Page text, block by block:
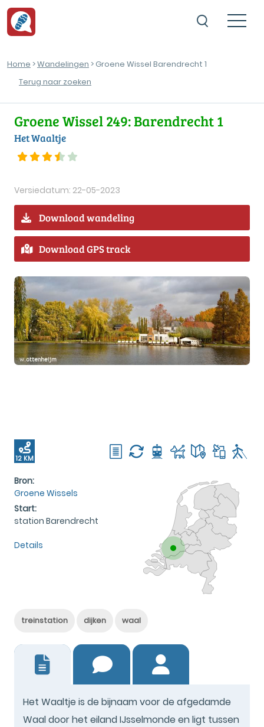
Home >Wandelingen > Groene Wissel Barendrecht 1
Terug naar zoeken
Groene Wissel 249: Barendrecht 1
Het Waaltje
Versiedatum: 22-05-2023
Download wandeling
Download GPS track
12 KM
Bron:
Groene Wissels
Start:
station Barendrecht
Details
treinstation dijken waal
Het Waaltje is de bijnaam voor de afgedamde
Waal door het eiland IJsselmonde en ligt tussen